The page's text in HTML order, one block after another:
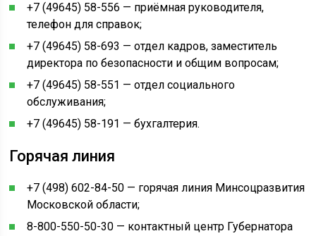
+7 (49645) 58-556 — приёмная руководителя,
телефон для справок;
+7 (49645) 58-693 — отдел кадров, заместитель
директора по безопасности и общим вопросам;
+7 (49645) 58-551 — отдел социального
обслуживания;
+7 (49645) 58-191 — бухгалтерия.
Горячая линия
+7 (498) 602-84-50 — горячая линия Минсоцразвития
Московской области;
8-800-550-50-30 — контактный центр Губернатора